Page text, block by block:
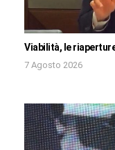
Viabilità, le
7 Agosto 2026